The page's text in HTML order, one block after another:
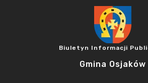
Biuletyn Informacji
Gmina Osjaków